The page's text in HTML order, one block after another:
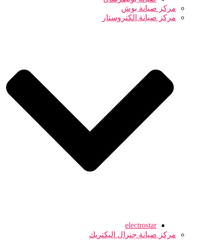
مركز صيانة بوش
مركز صيانة الكتروستار
electrostar
مركز صيانة جنرال اليكتريك